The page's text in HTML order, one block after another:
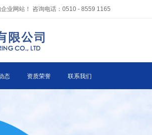
业网站！ 咨询电话：0510 - 8559 1165
态 资质荣誉 联系我们